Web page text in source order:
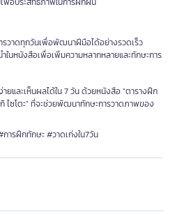
รวาดทุกวันเพื่อพัฒนาฝีมือได้อย่างรวดเร็ว
ในหนังสือเพื่อเพิ่มความหลากหลายและทักษะการ
ยและเห็นผลได้ใน 7 วัน ด้วยหนังสือ "ตารางฝึก
กิ ไซโตะ" ที่จะช่วยพัฒนาทักษะการวาดภาพของ
ารฝึกทักษะ #วาดเก่งใน7วัน